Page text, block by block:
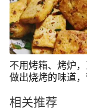
不用烤箱、烤炉
做出烧烤的味道
相关推荐